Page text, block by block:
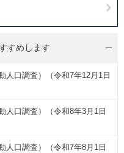
すめします
人口調査）（令和7年12月1日
人口調査）（令和8年3月1日
人口調査）（令和7年8月1日